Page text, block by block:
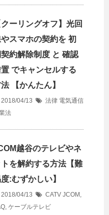
クーリングオフ】光回
スマホの契約を 初
約解除制度 と 確認
でキャンセルする
【かんたん】
04/13 法律 電気通信
法
越谷のテレビやネ
トを解約する方法【難
:むずかしい】
04/13 CATV JCOM ,
, ケーブルテレビ